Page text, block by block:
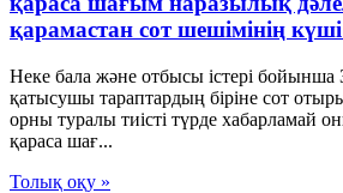
қарамастан сот шешімінің
Неке бала және отбысы істері бойынша
қатысушы тараптардың біріне сот
орны туралы тиісті түрде хабарламай
қараса шағ...
Толық оқу »